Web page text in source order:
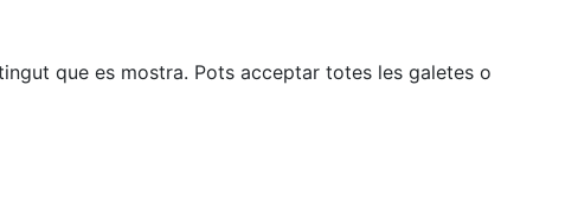
que es mostra. Pots acceptar totes les galetes o